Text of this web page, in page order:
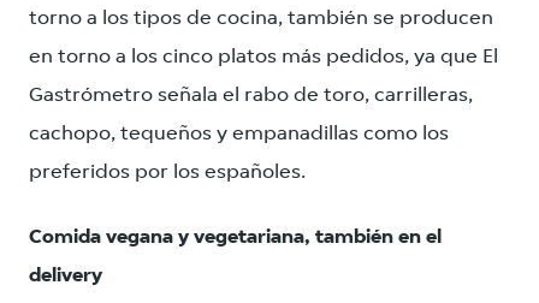
torno a los tipos de cocina, también se producen
en torno a los cinco platos más pedidos, ya que El
Gastrómetro señala el rabo de toro, carrilleras,
cachopo, tequeños y empanadillas como los
preferidos por los españoles.
Comida vegana y vegetariana, también en el
delivery